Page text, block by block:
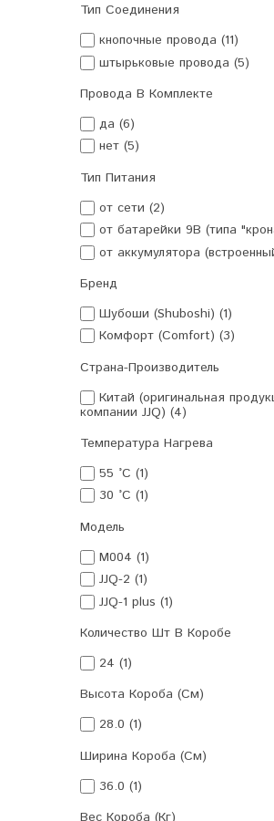
Тип Соединения
кнопочные провода (11)
штырьковые провода (5)
Провода В Комплекте
да (6)
нет (5)
Тип Питания
от сети (2)
от батарейки 9В (типа
от аккумулятора
Бренд
Шубоши (Shuboshi) (1)
Комфорт (Comfort) (3)
Страна-Производитель
Китай (оригинальная
компании JJQ) (4)
Температура Нагрева
55 °C (1)
30 °C (1)
Модель
M004 (1)
JJQ-2 (1)
JJQ-1 plus (1)
Количество Шт В Коробе
24 (1)
Высота Короба (см)
28.0 (1)
Ширина Короба (см)
36.0 (1)
Вес Короба (кг)